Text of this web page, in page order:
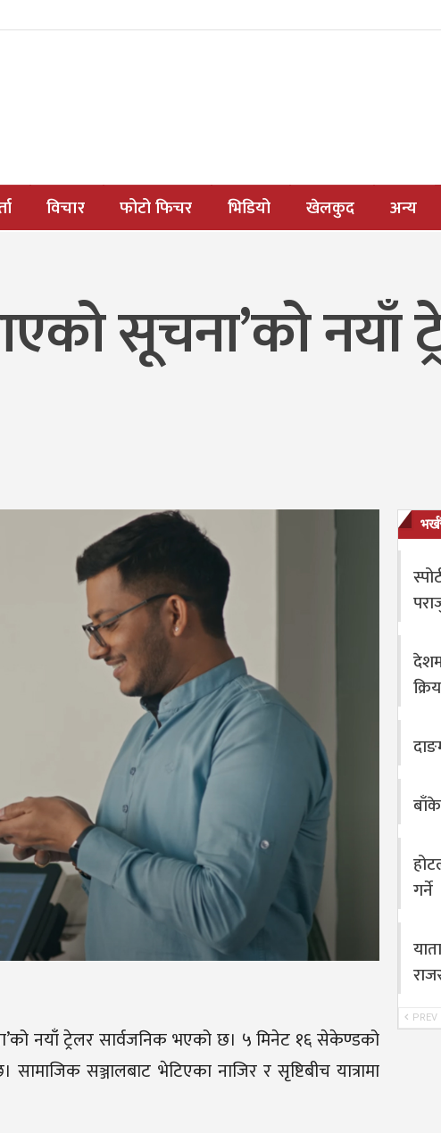
विचार फोटो फिचर भिडियो खेलकुद अन्य
सूचना’को नयाँ
नयाँ ट्रेलर सार्वजनिक भएको छ। ५ मिनेट १६ सेकेण्डको
सञ्जालबाट भेटिएका नाजिर र सृष्टिबीच यात्रामा
गर्ने
PREV